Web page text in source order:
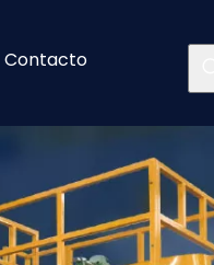
Contacto